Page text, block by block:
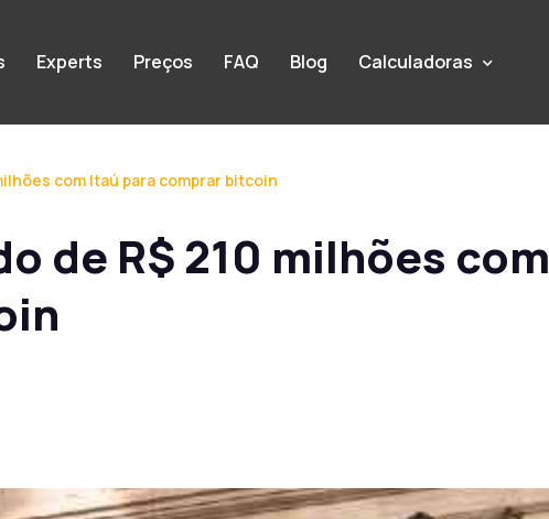
Experts Preços FAQ Blog Calculadoras
com Itaú para comprar bitcoin
de R$ 210 milhões com